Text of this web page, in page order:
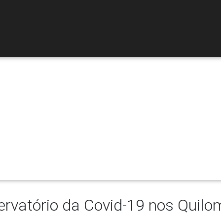
da Covid-19 nos